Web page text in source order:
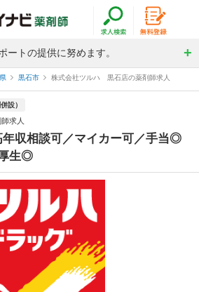
ートの提供に努めます。
黒石市 株式会社ツルハ 黒石店の薬剤師求人
設）
求人
年収相談可／マイカー可／手当◎
生◎